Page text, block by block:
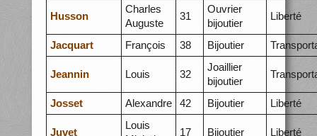
Husson
Charles
Auguste
31
Ouvrier
bijoutier
Liberté
Jacquart François 38 Bijoutier
Jeannin Louis 32
Joaillier
bijoutier
Josset Alexandre 42 Bijoutier Liberté
Juvet
Louis
17 Bijoutier Liberté